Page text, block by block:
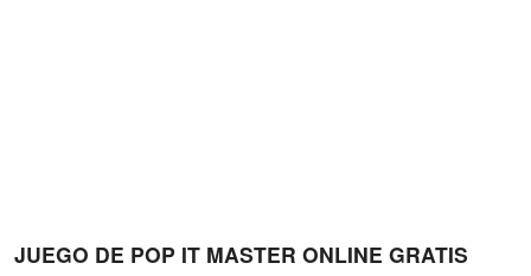
Animaciones
JUEGO DE POP IT MASTER ONLINE GRATIS